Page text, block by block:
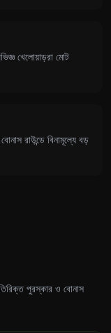
খেলোয়াড়রা মোট
রাউন্ডে বিনামূল্যে বড়
পুরস্কার ও বোনাস